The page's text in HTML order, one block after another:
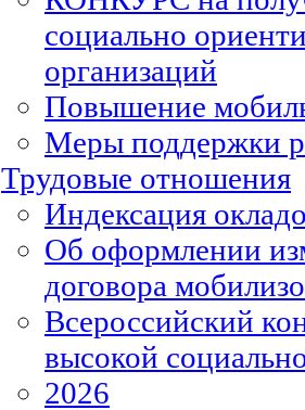
социально
организаций
Повышение
Меры поддержки
Трудовые отношения
Индексация
Об оформлении
договора
Всероссийский
высокой
2026